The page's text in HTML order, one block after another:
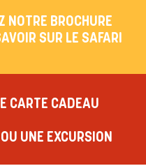
NOTRE BROCHURE
SUR LE SAFARI
CARTE CADEAU
UNE EXCURSION